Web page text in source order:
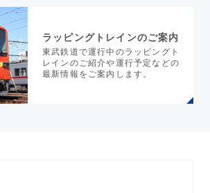
ラッピングトレインのご案内
東武鉄道で運行中のラッピングト
レインのご紹介や運行予定などの
最新情報をご案内します。